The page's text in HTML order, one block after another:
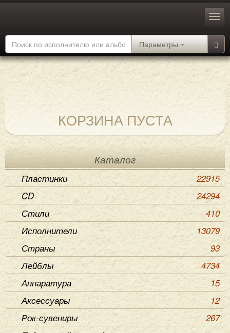
Параметры
КОРЗИНА ПУСТА
Каталог
Пластинки
22915
CD
24294
Стили
410
Исполнители
13079
Страны
93
Лейблы
4734
Аппаратура
15
Аксессуары
12
Рок-сувениры
267